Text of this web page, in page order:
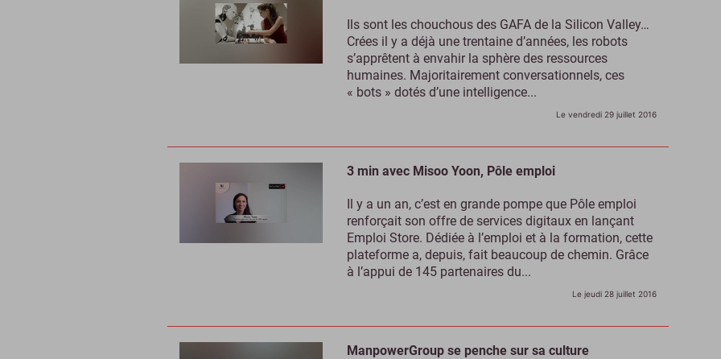
Ils sont les chouchous des GAFA de la Silicon Valley…
Crées il y a déjà une trentaine d’années, les robots
s’apprêtent à envahir la sphère des ressources
humaines. Majoritairement conversationnels, ces
« bots » dotés d’une intelligence...
Le vendredi 29 juillet 2016
3 min avec Misoo Yoon, Pôle emploi
Il y a un an, c’est en grande pompe que Pôle emploi
renforçait son offre de services digitaux en lançant
Emploi Store. Dédiée à l’emploi et à la formation, cette
plateforme a, depuis, fait beaucoup de chemin. Grâce
à l’appui de 145 partenaires du...
Le jeudi 28 juillet 2016
ManpowerGroup se penche sur sa culture